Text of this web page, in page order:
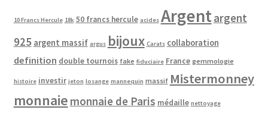
10 Francs Hercule 18k 50 francs hercule acides Argentargent
925 argent massif argus bijoux Carats collaboration
definition double tournois fake fiduciaire France gemmologie
histoire investir jeton losange mannequin massif Mistermonney
monnaie monnaie de Paris médaille nettoyage